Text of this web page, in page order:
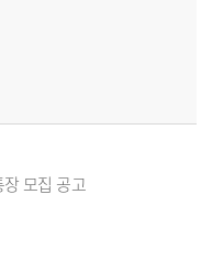
모집 공고